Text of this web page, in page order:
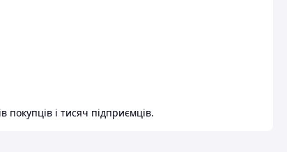
і тисяч підприємців.